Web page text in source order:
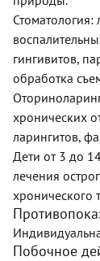
гингивитов,
обработка
хронических
ларингитов,
Дети от 3 до
лечения
хронического
Побочное